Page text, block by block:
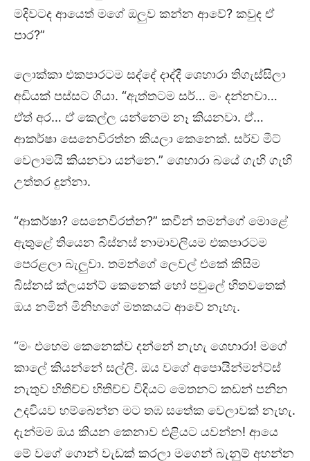
මදිවටද ආයෙත් මගේ ඔලුව කන්න ආවේ? කවුද ඒ
පාර?”
ලොක්කා එකපාරටම සද්දේ දාද්දී ශෙහාරා තිගැස්සිලා
අඩියක් පස්සට ගියා. “ඇත්තටම සර්… මං දන්නවා…
ඒත් අර… ඒ කෙල්ල යන්නෙම නෑ කියනවා. ඒ…
ආකර්ෂා සෙනෙවිරත්න කියලා කෙනෙක්. සර්ව මීට්
වෙලාමයි කියනවා යන්නෙ.” ශෙහාරා බයේ ගැහි ගැහි
උත්තර දුන්නා.
“ආකර්ෂා? සෙනෙවිරත්න?” කවීන් තමන්ගේ මොළේ
ඇතුළේ තියෙන බිස්නස් නාමාවලියම එකපාරටම
පෙරළලා බැලුවා. තමන්ගේ ලෙවල් එකේ කිසිම
බිස්නස් ක්ලයන්ට් කෙනෙක් හෝ පවුලේ හිතවතෙක්
ඔය නමින් මිනිහගේ මතකයට ආවේ නැහැ.
“මං එහෙම කෙනෙක්ව දන්නේ නැහැ ශෙහාරා! මගේ
කාලේ කියන්නේ සල්ලි. ඔය වගේ අපොයින්මන්ට්ස්
නැතුව හිතිච්ච හිතිච්ච විදියට මෙතනට කඩන් පනින
උදවියව හම්බෙන්න මට තඹ සතේක වෙලාවක් නැහැ.
දැන්මම ඔය කියන කෙනාව එළියට යවන්න! ආයෙ
මේ වගේ ගොන් වැඩක් කරලා මගෙන් බැනුම් අහන්න